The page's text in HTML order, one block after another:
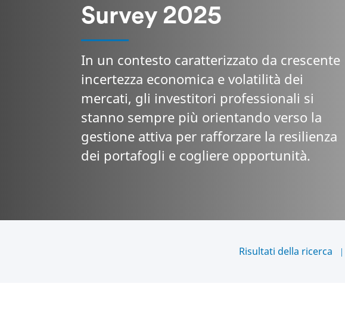
Survey 2025
In un contesto caratterizzato da crescente
incertezza economica e volatilità dei
mercati, gli investitori professionali si
stanno sempre più orientando verso la
gestione attiva per rafforzare la resilienza
dei portafogli e cogliere opportunità.
Risultati della ricerca